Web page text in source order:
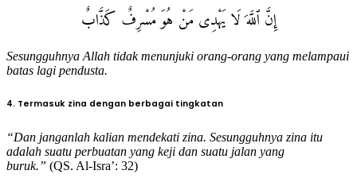
إِنَّ ٱللَّهَ لَا يَهْدِى مَنْ هُوَ مُسْرِفٌ كَذَّابٌ
Sesungguhnya Allah tidak menunjuki orang-orang yang melampaui
batas lagi pendusta.
4. Termasuk zina dengan berbagai tingkatan
“Dan janganlah kalian mendekati zina. Sesungguhnya zina itu
adalah suatu perbuatan yang keji dan suatu jalan yang
buruk.” (QS. Al-Isra’: 32)